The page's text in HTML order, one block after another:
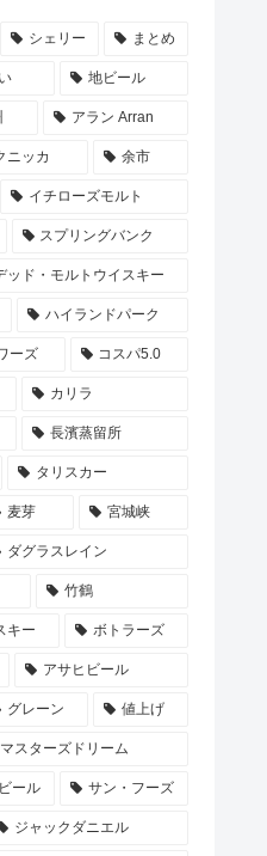
シェリー まとめ
地ビール
アラン Arran
ニッカ 余市
イチローズモルト
スプリングバンク
ッド・モルトウイスキー
ハイランドパーク
ーズ コスパ5.0
カリラ
長濱蒸留所
タリスカー
麦芽 宮城峡
ダグラスレイン
竹鶴
キー ボトラーズ
アサヒビール
グレーン 値上げ
マスターズドリーム
ール サン・フーズ
ジャックダニエル